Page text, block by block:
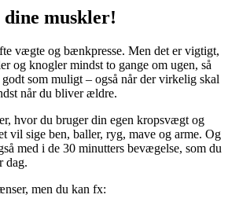
muskler!
vægte og bænkpresse. Men det er vigtigt,
og knogler mindst to gange om ugen, så
som muligt – også når der virkelig skal
når du bliver ældre.
hvor du bruger din egen kropsvægt og
vil sige ben, baller, ryg, mave og arme. Og
med i de 30 minutters bevægelse, som du
dag.
men du kan fx: